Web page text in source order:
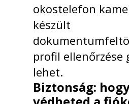
okostelefon
készült
profil ellenőrzése
lehet.
Biztonság: